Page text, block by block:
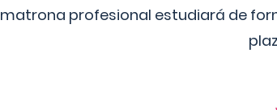
matrona profesional estudiará de